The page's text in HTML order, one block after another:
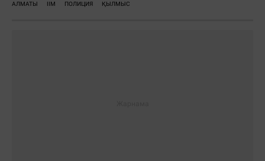
АЛМАТЫ ІІМ ПОЛИЦИЯ ҚЫЛМЫС